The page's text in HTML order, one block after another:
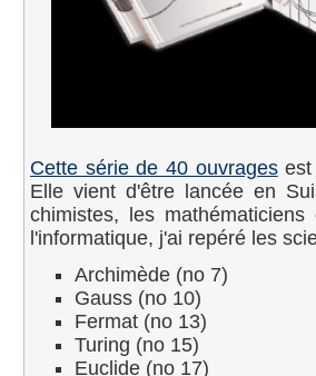
Cette série de 40 ouvragesest
Elle vient d'être lancée en
chimistes, les
l'informatique, j'ai repéré les
Archimède (no 7)
Gauss (no 10)
Fermat (no 13)
Turing (no 15)
Euclide (no 17)